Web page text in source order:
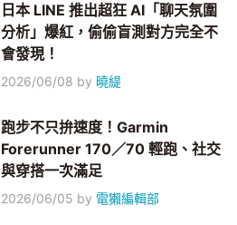
日本 LINE 推出超狂 AI「聊天氛圍
分析」爆紅，偷偷盲測對方完全不
會發現！
2026/06/08 by 曉緹
跑步不只拚速度！Garmin
Forerunner 170／70 輕跑、社交
與穿搭一次滿足
2026/06/05 by 電獺編輯部